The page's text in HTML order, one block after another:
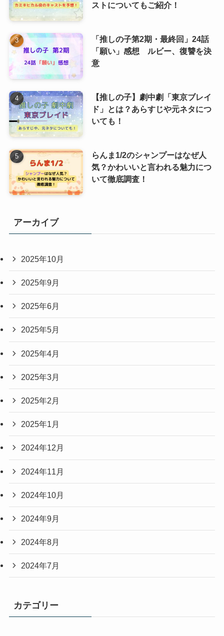
ストについてもご紹介！
「推しの子第2期・最終回」24話
「願い」感想 ルビー、復讐を決
意
【推しの子】劇中劇「東京ブレイ
ド」とは？あらすじや元ネタにつ
いても！
らんま1/2のシャンプーはなぜ人
気？かわいいと言われる魅力につ
いて徹底調査！
アーカイブ
2025年10月
2025年9月
2025年6月
2025年5月
2025年4月
2025年3月
2025年2月
2025年1月
2024年12月
2024年11月
2024年10月
2024年9月
2024年8月
2024年7月
カテゴリー